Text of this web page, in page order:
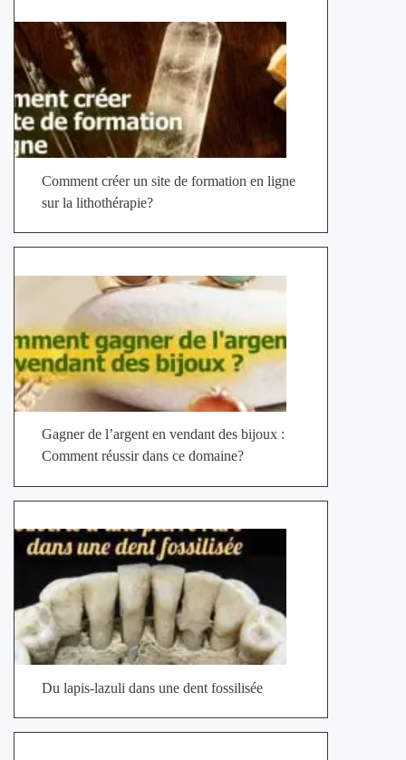
Comment créer un site de formation en ligne
sur la lithothérapie?
Gagner de l’argent en vendant des bijoux :
Comment réussir dans ce domaine?
Du lapis-lazuli dans une dent fossilisée